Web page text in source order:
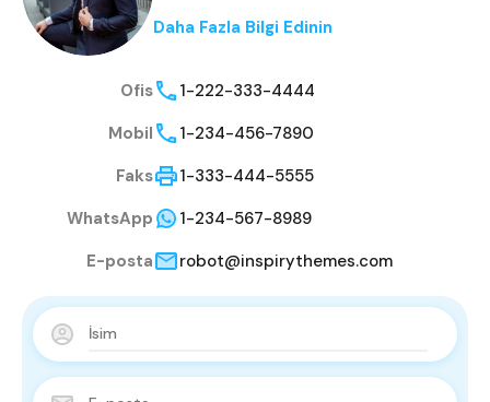
Daha Fazla Bilgi Edinin
Ofis
1-222-333-4444
Mobil
1-234-456-7890
Faks
1-333-444-5555
WhatsApp
1-234-567-8989
E-posta
robot@inspirythemes.com